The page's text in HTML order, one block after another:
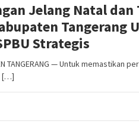
Jelang Natal dan
Tangerang
Strategis
TANGERANG — Untuk
[…]